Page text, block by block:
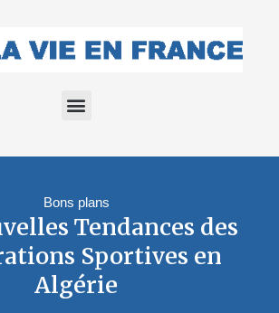
Bons plans
Tendances des
Sportives en
Algérie